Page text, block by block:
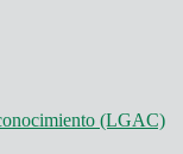
(LGAC)